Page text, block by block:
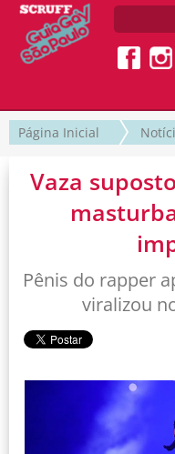
Página Inicial
Vaza
Pênis do rapper
viralizou